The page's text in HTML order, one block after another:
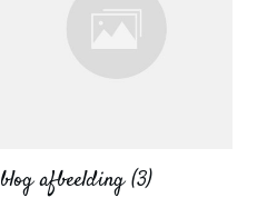
blog afbeelding (3)